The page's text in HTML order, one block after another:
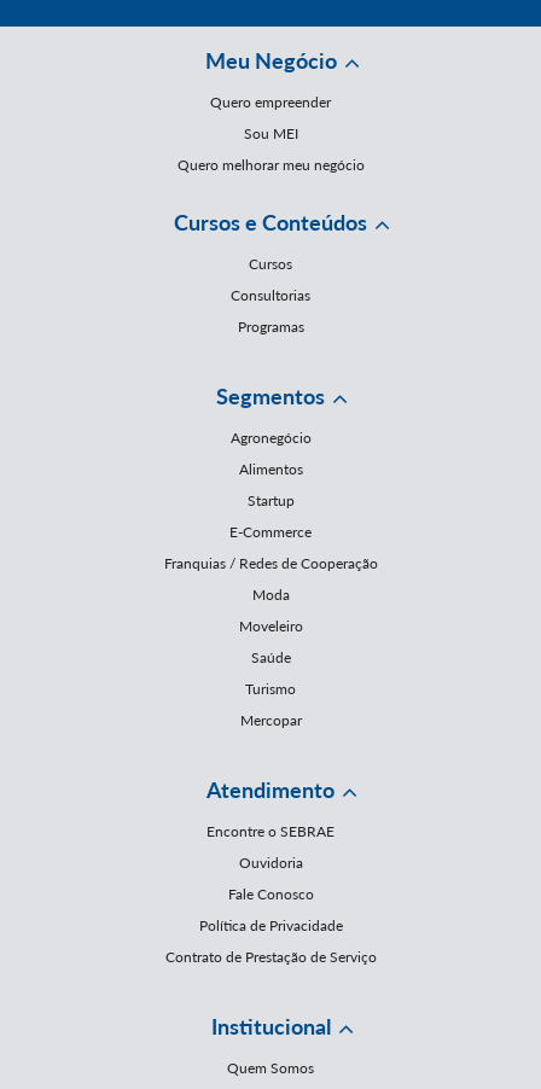
Meu Negócio
Quero empreender
Sou MEI
Quero melhorar meu negócio
Cursos e Conteúdos
Cursos
Consultorias
Programas
Segmentos
Agronegócio
Alimentos
Startup
E-Commerce
Franquias / Redes de Cooperação
Moda
Moveleiro
Saúde
Turismo
Mercopar
Atendimento
Encontre o SEBRAE
Ouvidoria
Fale Conosco
Política de Privacidade
Contrato de Prestação de Serviço
Institucional
Quem Somos